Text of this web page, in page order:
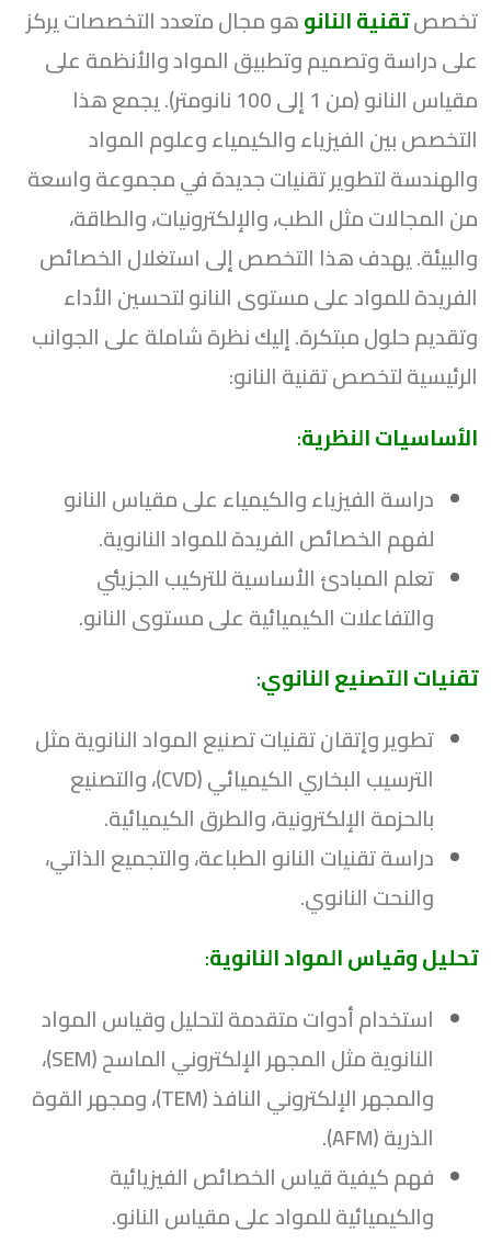
تخصصتقنية النانوهو مجال متعدد التخصصات يركز
على دراسة وتصميم وتطبيق المواد والأنظمة على
مقياس النانو (من 1 إلى 100 نانومتر). يجمع هذا
التخصص بين الفيزياء والكيمياء وعلوم المواد
والهندسة لتطوير تقنيات جديدة في مجموعة واسعة
من المجالات مثل الطب، والإلكترونيات، والطاقة،
والبيئة. يهدف هذا التخصص إلى استغلال الخصائص
الفريدة للمواد على مستوى النانو لتحسين الأداء
وتقديم حلول مبتكرة. إليك نظرة شاملة على الجوانب
الرئيسية لتخصص تقنية النانو:
الأساسيات النظرية:
دراسة الفيزياء والكيمياء على مقياس النانو
لفهم الخصائص الفريدة للمواد النانوية.
تعلم المبادئ الأساسية للتركيب الجزيئي
والتفاعلات الكيميائية على مستوى النانو.
تقنيات التصنيع النانوي:
تطوير وإتقان تقنيات تصنيع المواد النانوية مثل
الترسيب البخاري الكيميائي (CVD)، والتصنيع
بالحزمة الإلكترونية، والطرق الكيميائية.
دراسة تقنيات النانو الطباعة، والتجميع الذاتي،
والنحت النانوي.
تحليل وقياس المواد النانوية:
استخدام أدوات متقدمة لتحليل وقياس المواد
النانوية مثل المجهر الإلكتروني الماسح (SEM)،
والمجهر الإلكتروني النافذ (TEM)، ومجهر القوة
الذرية (AFM).
فهم كيفية قياس الخصائص الفيزيائية
والكيميائية للمواد على مقياس النانو.